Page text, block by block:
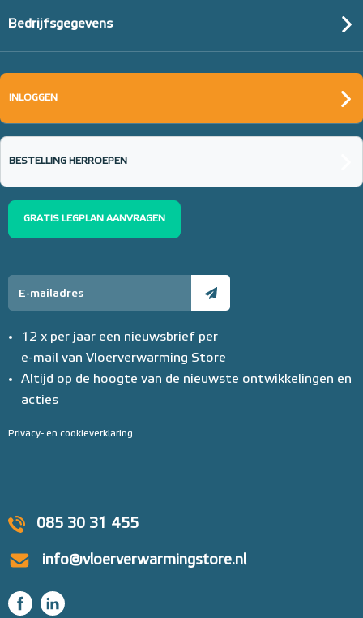
085 30 31 455
info@vloerverwarmingstore.nl
Bedrijfsgegevens
INLOGGEN
BESTELLING HERROEPEN
GRATIS LEGPLAN AANVRAGEN
12 x per jaar een nieuwsbrief per
e-mail van Vloerverwarming Store
Altijd op de hoogte van de nieuwste ontwikkelingen en
acties
Privacy- en cookieverklaring